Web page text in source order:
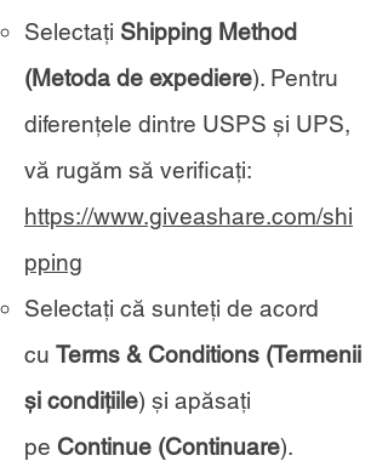
Selectați Shipping Method
(Metoda de expediere). Pentru
diferențele dintre USPS și UPS,
vă rugăm să verificați:
https://www.giveashare.com/shi
pping
Selectați că sunteți de acord
cu Terms & Conditions (Termenii
și condițiile) și apăsați
pe Continue (Continuare).